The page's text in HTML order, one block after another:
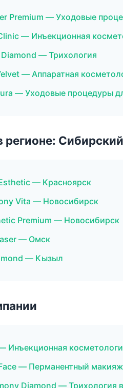
Premium — Уходовые
— Инъекционная
— Трихология
— Аппаратная
— Уходовые процедуры
регионе:
— Красноярск
Vita — Новосибирск
Premium — Новосибирск
— Омск
— Кызыл
Инъекционная
— Перманентный
Diamond — Трихология